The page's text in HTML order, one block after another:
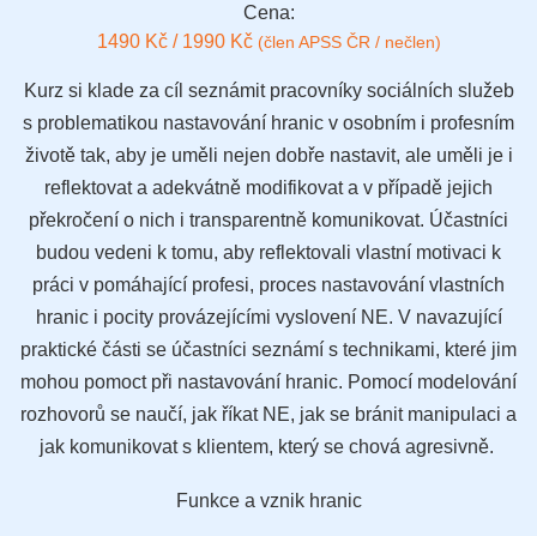
Cena:
1490 Kč / 1990 Kč (člen APSS ČR / nečlen)
Kurz si klade za cíl seznámit pracovníky sociálních služeb
s problematikou nastavování hranic v osobním i profesním
životě tak, aby je uměli nejen dobře nastavit, ale uměli je i
reflektovat a adekvátně modifikovat a v případě jejich
překročení o nich i transparentně komunikovat. Účastníci
budou vedeni k tomu, aby reflektovali vlastní motivaci k
práci v pomáhající profesi, proces nastavování vlastních
hranic i pocity provázejícími vyslovení NE. V navazující
praktické části se účastníci seznámí s technikami, které jim
mohou pomoct při nastavování hranic. Pomocí modelování
rozhovorů se naučí, jak říkat NE, jak se bránit manipulaci a
jak komunikovat s klientem, který se chová agresivně.
Funkce a vznik hranic